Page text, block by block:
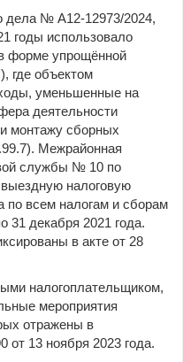
дела № А12-12973/2024,
годы использовало
форме упрощённой
где объектом
уменьшенные на
деятельности
монтажу сборных
Межрайонная
службы № 10 по
выездную налоговую
по всем налогам и сборам
31 декабря 2021 года.
в акте от 28
налогоплательщиком,
мероприятия
отражены в
от 13 ноября 2023 года.